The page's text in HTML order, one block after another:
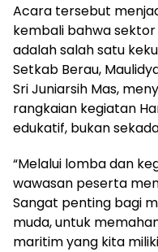
Acara tersebut
kembali bahwa
adalah salah satu
Setkab Berau,
Sri Juniarsih Mas,
rangkaian kegiatan
edukatif, bukan
“Melalui lomba dan
wawasan peserta
Sangat penting bagi
muda, untuk
maritim yang kita